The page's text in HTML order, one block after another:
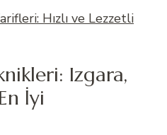
Hızlı ve Lezzetli
Izgara,
İyi